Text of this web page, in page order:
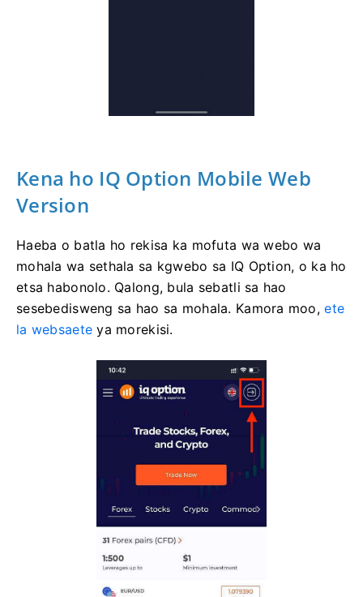
Kena ho IQ Option Mobile Web
Version
Haeba o batla ho rekisa ka mofuta wa webo wa
mohala wa sethala sa kgwebo sa IQ Option, o ka ho
etsa habonolo. Qalong, bula sebatli sa hao
sesebedisweng sa hao sa mohala. Kamora moo,ete
la websaete ya morekisi.